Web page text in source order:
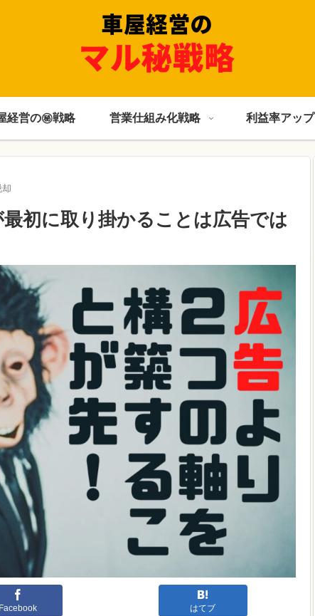
経営の㊙戦略 営業仕組み化戦略 利益率アップ
初に取り掛かることは広告では
Facebook
はてブ